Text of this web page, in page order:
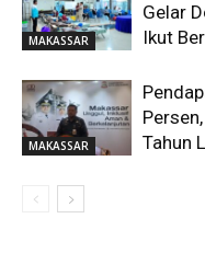
MAKASSAR
Gelar
Ikut
MAKASSAR
Tahun